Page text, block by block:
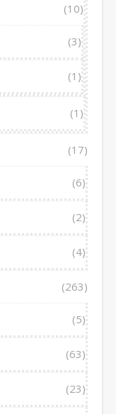
(10)
(3)
(1)
(1)
(17)
(6)
(2)
(4)
(263)
(5)
(63)
(23)